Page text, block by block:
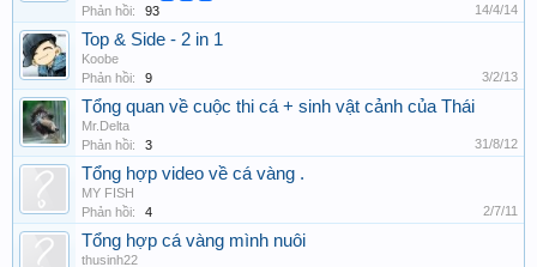
Phản hồi: 93 14/4/14
Top & Side - 2 in 1
Koobe
Phản hồi:
9 3/2/13
Tổng quan về cuộc thi cá + sinh vật cảnh của Thái
Mr.Delta
Phản hồi:
3 31/8/12
Tổng hợp video về cá vàng .
MY FISH
Phản hồi:
4 2/7/11
Tổng hợp cá vàng mình nuôi
thusinh22